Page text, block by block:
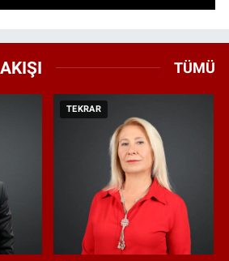
TÜMÜ
TEKRAR